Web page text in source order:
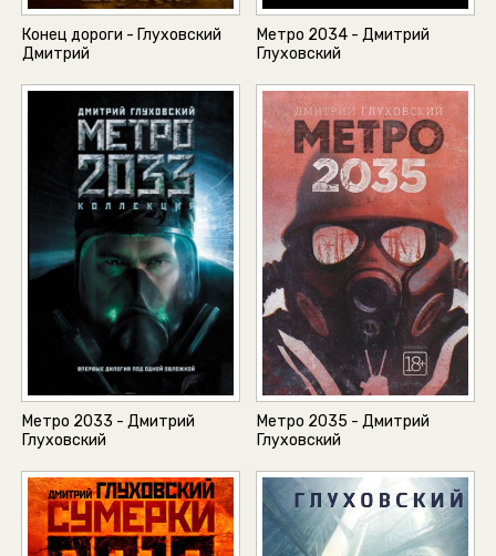
Конец дороги - Глуховский
Дмитрий
Метро 2034 - Дмитрий
Глуховский
Метро 2033 - Дмитрий
Глуховский
Метро 2035 - Дмитрий
Глуховский